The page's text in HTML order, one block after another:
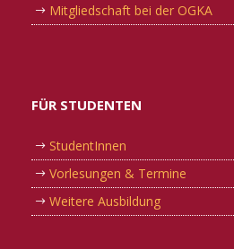
Mitgliedschaft bei der OGKA
FÜR STUDENTEN
StudentInnen
Vorlesungen & Termine
Weitere Ausbildung